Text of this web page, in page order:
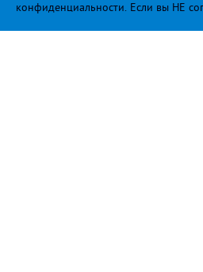
конфиденциальности. Если вы НЕ